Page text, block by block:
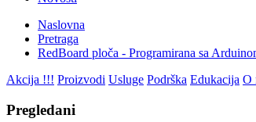
Naslovna
Pretraga
RedBoard ploča - Programirana sa
Akcija !!! Proizvodi Usluge Podrška Edukacija O
Pregledani